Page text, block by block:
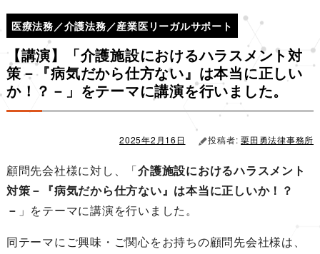
医療法務／介護法務／産業医リーガルサポート
【講演】「介護施設におけるハラスメント対
策－『病気だから仕方ない』は本当に正しい
か！？－」をテーマに講演を行いました。
稿
日:
2025年2月16日 投稿者:栗田勇法律事務所
顧問先会社様に対し、「介護施設におけるハラスメント
対策－『病気だから仕方ない』は本当に正しいか！？
－ 」をテーマに講演を行いました。
同テーマにご興味・ご関心をお持ちの顧問先会社様は、
投
稿
ナ
ビ
ゲ
ー
ン